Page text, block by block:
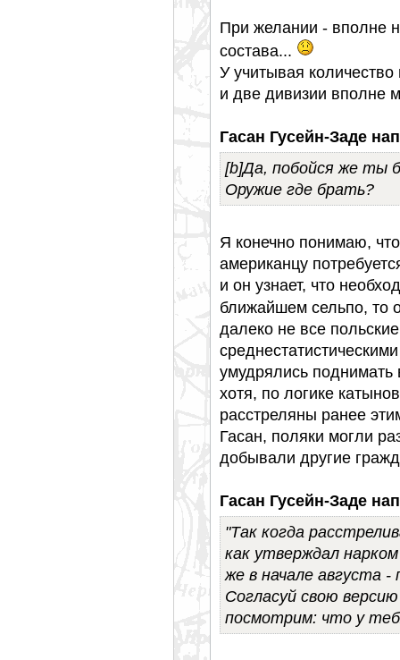
При желании - вполне
состава...
У учитывая
и две дивизии вполне
Гасан Гусейн-Заде
[b]Да, побойся же ты
Оружие где брать?
Я конечно понимаю,
американцу
и он узнает, что
ближайшем сельпо, то
далеко не все
умудрялись поднимать
хотя, по логике
расстреляны ранее
Гасан, поляки могли
добывали другие
Гасан Гусейн-Заде
"Так когда
как утверждал
же в начале августа -
Согласуй свою
посмотрим: что у